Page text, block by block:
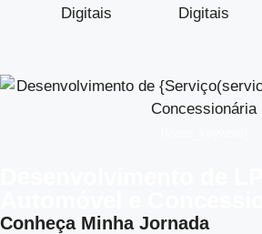
Conheça Minha Jornada